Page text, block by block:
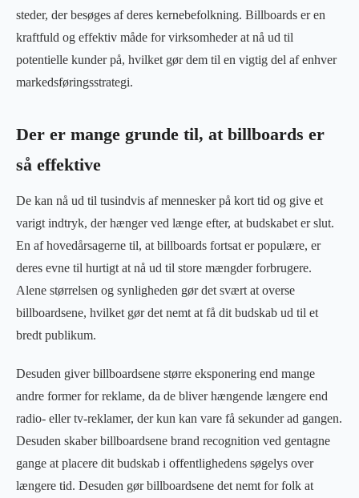
steder, der besøges af deres kernebefolkning. Billboards er en
kraftfuld og effektiv måde for virksomheder at nå ud til
potentielle kunder på, hvilket gør dem til en vigtig del af enhver
markedsføringsstrategi.
Der er mange grunde til, at billboards er
så effektive
De kan nå ud til tusindvis af mennesker på kort tid og give et
varigt indtryk, der hænger ved længe efter, at budskabet er slut.
En af hovedårsagerne til, at billboards fortsat er populære, er
deres evne til hurtigt at nå ud til store mængder forbrugere.
Alene størrelsen og synligheden gør det svært at overse
billboardsene, hvilket gør det nemt at få dit budskab ud til et
bredt publikum.
Desuden giver billboardsene større eksponering end mange
andre former for reklame, da de bliver hængende længere end
radio- eller tv-reklamer, der kun kan vare få sekunder ad gangen.
Desuden skaber billboardsene brand recognition ved gentagne
gange at placere dit budskab i offentlighedens søgelys over
længere tid. Desuden gør billboardsene det nemt for folk at